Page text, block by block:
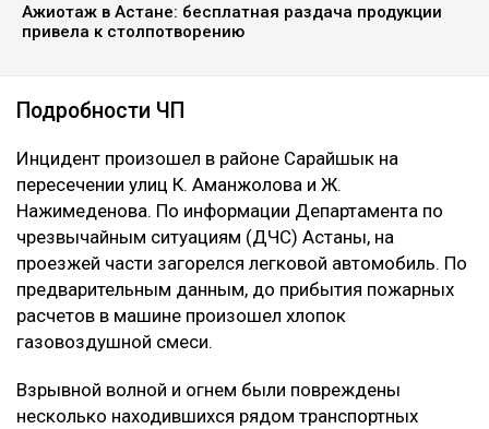
Ажиотаж в Астане: бесплатная раздача продукции
привела к столпотворению
Подробности ЧП
Инцидент произошел в районе Сарайшык на
пересечении улиц К. Аманжолова и Ж.
Нажимеденова. По информации Департамента по
чрезвычайным ситуациям (ДЧС) Астаны, на
проезжей части загорелся легковой автомобиль. По
предварительным данным, до прибытия пожарных
расчетов в машине произошел хлопок
газовоздушной смеси.
Взрывной волной и огнем были повреждены
несколько находившихся рядом транспортных